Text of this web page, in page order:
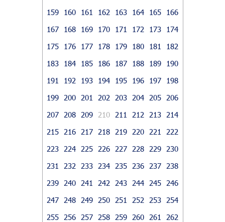
159
160 161 162 163 164 165
166
167
168 169 170 171 172 173
174
175
176 177 178 179 180 181
182
183
184 185 186 187 188 189
190
191
192 193 194 195 196 197
198
199
200 201 202 203 204 205
206
207
208 209 210 211 212 213
214
215
216 217 218 219 220 221
222
223
224 225 226 227 228 229
230
231
232 233 234 235 236 237
238
239
240 241 242 243 244 245
246
247
248 249 250 251 252 253
254
255
256 257 258 259 260 261
262